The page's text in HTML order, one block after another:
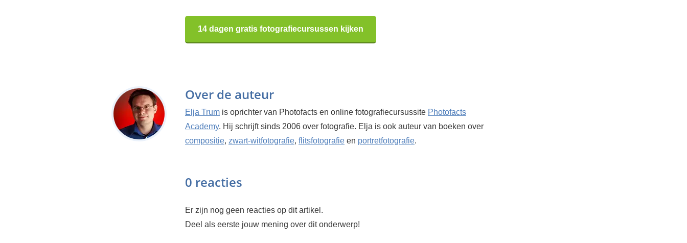
14 dagen gratis fotografiecursussen kijken
Over de auteur
Elja Trum is oprichter van Photofacts en online fotografiecursussite Photofacts
Academy. Hij schrijft sinds 2006 over fotografie. Elja is ook auteur van boeken over
compositie, zwart-witfotografie, flitsfotografie en portretfotografie.
0 reacties
Er zijn nog geen reacties op dit artikel.
Deel als eerste jouw mening over dit onderwerp!